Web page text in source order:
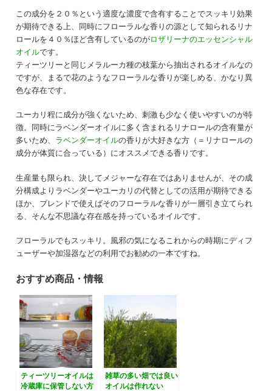
この成分を２０％という適度な濃度で含有することでスッキリ効果
が期待できる上、同時にフローラルな香りの源として知られるリナ
ロールを４０％ほど含有しているのがロザリーナのエッセンシャル
オイルです。
ティーツリーと同じメラルーカ種の枝葉から抽出されるオイルなの
ですが、まるで花のようなフローラルな香りが楽しめる、かなり異
色な存在です。
ユーカリ程に成分が強くないため、刺激も少なく使いやすいのが特
徴。同時にラベンダーオイルに多く含まれるリナロールの含有量が
多いため、 ラベンダーオイルの香りが大好きな方（＝リナロールの
成分が体質に合っている）にオススメできる香りです。
生産量も限られ、決してメジャーな存在ではありませんが、その成
分構成よりラベンダーやユーカリの代替としての活用が期待できる
ほか、ブレンドで使えばそのフローラルな香りが一層引き立てられ
る、そんな不思議な存在感を持っているオイルです。
フローラルでもスッキリ。風邪の気になるこれからの時期にディフ
ューザーや加湿器などの利用でお勧めの一本ですね。
おすすめ商品・情報
ティーツリーオイルは
冷蔵庫に保管しない方
雑草の多い畑では良い
オイルは作れない